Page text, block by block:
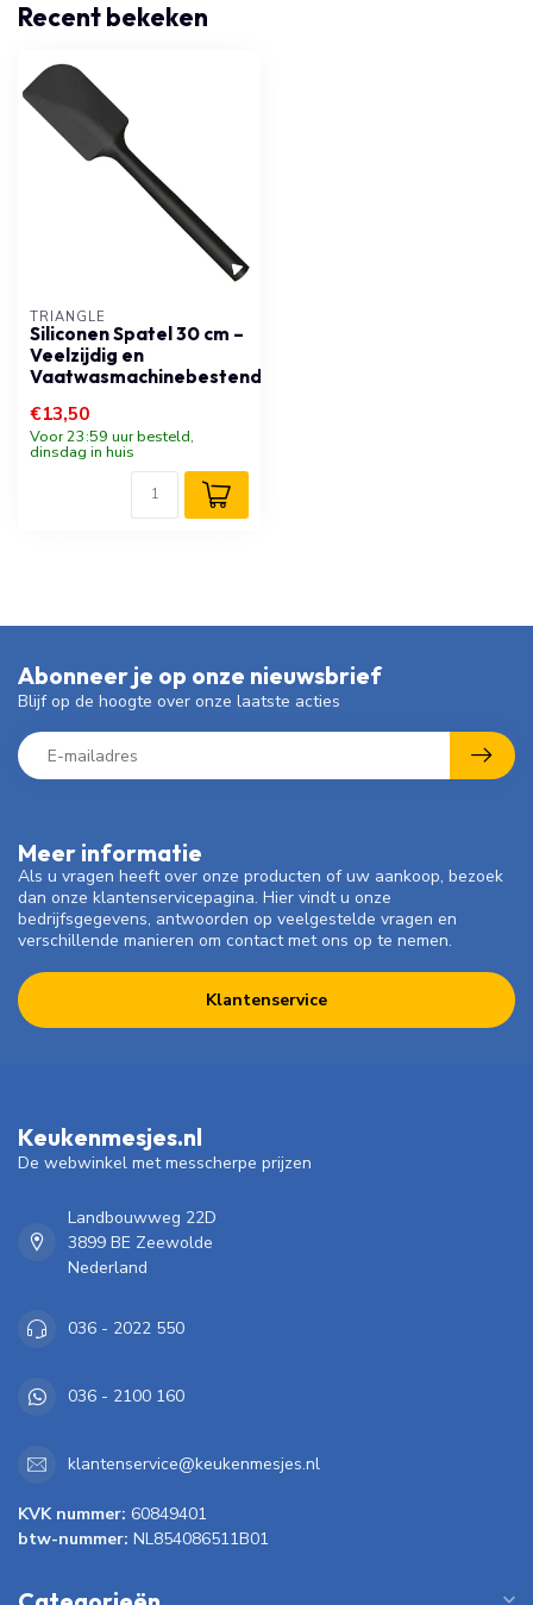
Recent bekeken
TRIANGLE
Siliconen Spatel 30 cm –
Veelzijdig en
Vaatwasmachinebestendig
€13,50
Voor 23:59 uur besteld,
dinsdag in huis
Meer informatie
Als u vragen heeft over onze producten of uw aankoop, bezoek
dan onze klantenservicepagina. Hier vindt u onze
bedrijfsgegevens, antwoorden op veelgestelde vragen en
verschillende manieren om contact met ons op te nemen.
Klantenservice
Abonneer je op onze nieuwsbrief
Blijf op de hoogte over onze laatste acties
Keukenmesjes.nl
De webwinkel met messcherpe prijzen
Landbouwweg 22D
3899 BE Zeewolde
Nederland
036 - 2022 550
036 - 2100 160
klantenservice@keukenmesjes.nl
KVK nummer: 60849401
btw-nummer: NL854086511B01